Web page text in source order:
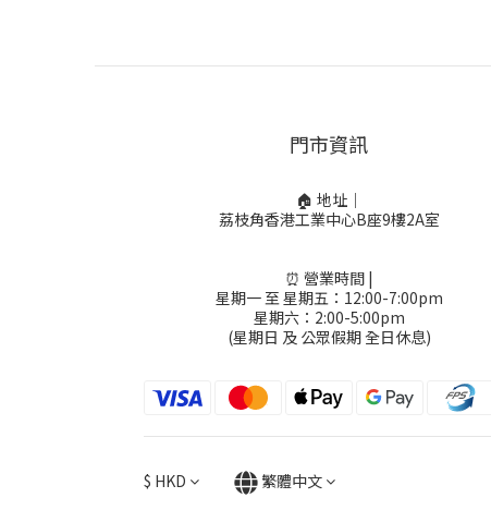
門市資訊
🏠 地址｜
荔枝角香港工業中心B座9樓2A室
⏰ 營業時間 |
星期一 至 星期五：12:00-7:00pm
星期六：2:00-5:00pm
(星期日 及 公眾假期 全日休息)
$ HKD 繁體中文